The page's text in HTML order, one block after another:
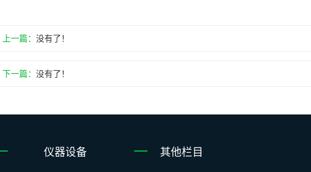
上一篇：没有了！
下一篇：没有了！
仪器设备 其他栏目